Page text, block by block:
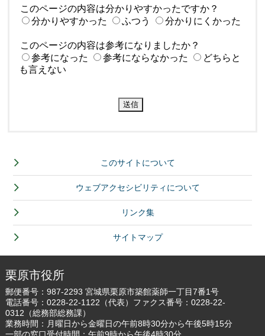
このページの内容は分かりやすかったですか？
分かりやすかった
ふつう 分かりにくかった
このページの内容は参考になりましたか？
参考になった
参考にならなかった
どちらと
も言えない
このサイトについて
ウェブアクセシビリティについて
リンク集
サイトマップ
栗原市役所
郵便番号：987-2293 宮城県栗原市築館薬師一丁目7番1号
電話番号： 0228-22-1122 （代表）ファクス番号：0228-22-
0312（総務部総務課）
業務時間：月曜日から金曜日の午前8時30分から午後5時15分